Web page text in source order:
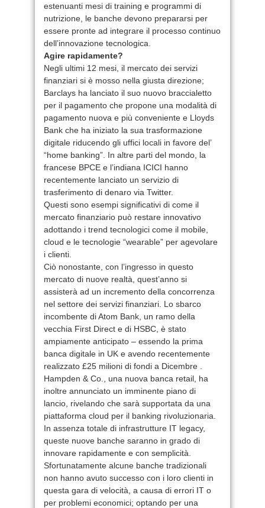
estenuanti mesi di training e programmi di
nutrizione, le banche devono prepararsi per
essere pronte ad integrare il processo continuo
dell’innovazione tecnologica.
Agire rapidamente?
Negli ultimi 12 mesi, il mercato dei servizi
finanziari si è mosso nella giusta direzione;
Barclays ha lanciato il suo nuovo braccialetto
per il pagamento che propone una modalità di
pagamento nuova e più conveniente e Lloyds
Bank che ha iniziato la sua trasformazione
digitale riducendo gli uffici locali in favore del’
“home banking”. In altre parti del mondo, la
francese BPCE e l’indiana ICICI hanno
recentemente lanciato un servizio di
trasferimento di denaro via Twitter.
Questi sono esempi significativi di come il
mercato finanziario può restare innovativo
adottando i trend tecnologici come il mobile,
cloud e le tecnologie “wearable” per agevolare
i clienti.
Ciò nonostante, con l’ingresso in questo
mercato di nuove realtà, quest’anno si
assisterà ad un incremento della concorrenza
nel settore dei servizi finanziari. Lo sbarco
incombente di Atom Bank, un ramo della
vecchia First Direct e di HSBC, è stato
ampiamente anticipato – essendo la prima
banca digitale in UK e avendo recentemente
realizzato £25 milioni di fondi a Dicembre .
Hampden & Co., una nuova banca retail, ha
inoltre annunciato un imminente piano di
lancio, rivelando che sarà supportata da una
piattaforma cloud per il banking rivoluzionaria.
In assenza totale di infrastrutture IT legacy,
queste nuove banche saranno in grado di
innovare rapidamente e con semplicità.
Sfortunatamente alcune banche tradizionali
non hanno avuto successo con i loro clienti in
questa gara di velocità, a causa di errori IT o
per problemi economici; optando per una